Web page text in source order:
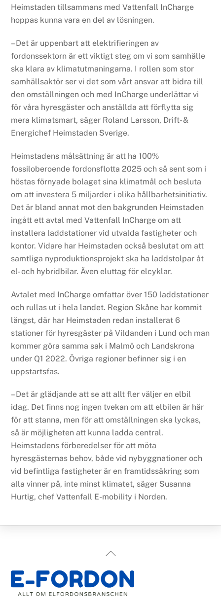
Heimstaden tillsammans med Vattenfall InCharge
hoppas kunna vara en del av lösningen.
– Det är uppenbart att elektrifieringen av
fordonssektorn är ett viktigt steg om vi som samhälle
ska klara av klimatutmaningarna. I rollen som stor
samhällsaktör ser vi det som vårt ansvar att bidra till
den omställningen och med InCharge underlättar vi
för våra hyresgäster och anställda att förflytta sig
mera klimatsmart, säger Roland Larsson, Drift- &
Energichef Heimstaden Sverige.
Heimstadens målsättning är att ha 100%
fossiloberoende fordonsflotta 2025 och så sent som i
höstas förnyade bolaget sina klimatmål och besluta
om att investera 5 miljarder i olika hållbarhetsinitiativ.
Det är bland annat mot den bakgrunden Heimstaden
ingått ett avtal med Vattenfall InCharge om att
installera laddstationer vid utvalda fastigheter och
kontor. Vidare har Heimstaden också beslutat om att
samtliga nyproduktionsprojekt ska ha laddstolpar åt
el- och hybridbilar. Även eluttag för elcyklar.
Avtalet med InCharge omfattar över 150 laddstationer
och rullas ut i hela landet. Region Skåne har kommit
längst, där har Heimstaden redan installerat 6
stationer för hyresgäster på Vildanden i Lund och man
kommer göra samma sak i Malmö och Landskrona
under Q1 2022. Övriga regioner befinner sig i en
uppstartsfas.
– Det är glädjande att se att allt fler väljer en elbil
idag. Det finns nog ingen tvekan om att elbilen är här
för att stanna, men för att omställningen ska lyckas,
så är möjligheten att kunna ladda central.
Heimstadens förberedelser för att möta
hyresgästernas behov, både vid nybyggnationer och
vid befintliga fastigheter är en framtidssäkring som
alla vinner på, inte minst klimatet, säger Susanna
Hurtig, chef Vattenfall E-mobility i Norden.
Back
Top